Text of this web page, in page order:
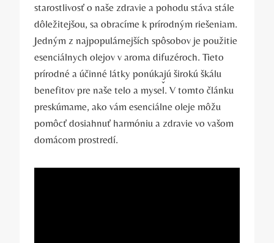
starostlivosť o naše zdravie a pohodu stáva stále
dôležitejšou, sa obracíme k prírodným riešeniam.
Jedným z najpopulárnejších spôsobov je použitie
esenciálnych olejov v aroma difuzéroch. Tieto
prírodné a účinné látky ponúkajú širokú škálu
benefitov pre naše telo a myseľ. V tomto článku
preskúmame, ako vám esenciálne oleje môžu
pomôcť dosiahnuť harmóniu a zdravie vo vašom
domácom prostredí.